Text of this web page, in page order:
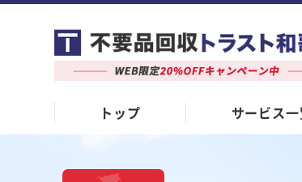
トップ サービス